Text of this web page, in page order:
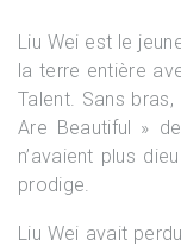
Liu Wei est le
la terre entière
Talent. Sans
Are Beautiful »
n’avaient plus
prodige.
Liu Wei avait